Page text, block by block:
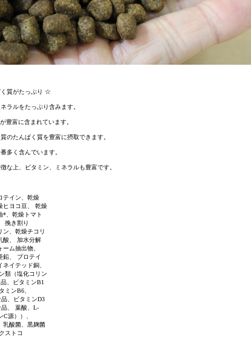
く質がたっぷり ☆
ラルをたっぷり含みます。
豊富に含まれています。
のたんぱく質を豊富に摂取できます。
多く含んでいます。
な上、ビタミン、ミネラルも豊富です。
テイン、乾燥
ヒヨコ豆、 乾燥
*、乾燥トマト
挽き割り
ン、乾燥チコリ
酸、 加水分解
ム抽出物、
鉛、 プロテイ
イテッド銅、
類（塩化コリン
、ビタミンB1
ミンB6、
、ビタミンD3
、 葉酸、L-
源））、
乳酸菌、黒麹菌
ストコ